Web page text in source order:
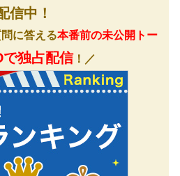
信中！
に答える本番前の未公開トー
で独占配信 ！／